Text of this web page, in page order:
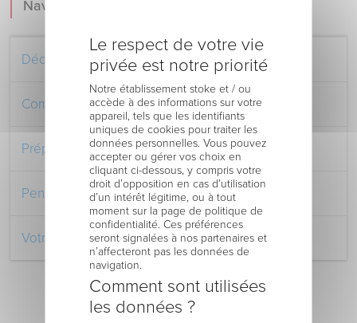
Navigation
Découvrez le Centre Hospitalier
Comment venir au Centre Hospitalier
Préparer votre séjour à l’Hôpital
Pendant votre séjour à l’Hôpital
Votre retour au domicile
Le respect de votre vie
privée est notre priorité
Notre établissement stoke et / ou
accède à des informations sur votre
appareil, tels que les identifiants
uniques de cookies pour traiter les
données personnelles. Vous pouvez
accepter ou gérer vos choix en
cliquant ci-dessous, y compris votre
droit d’opposition en cas d’utilisation
d’un intérêt légitime, ou à tout
moment sur la page de politique de
confidentialité. Ces préférences
seront signalées à nos partenaires et
n’affecteront pas les données de
navigation.
Comment sont utilisées
les données ?